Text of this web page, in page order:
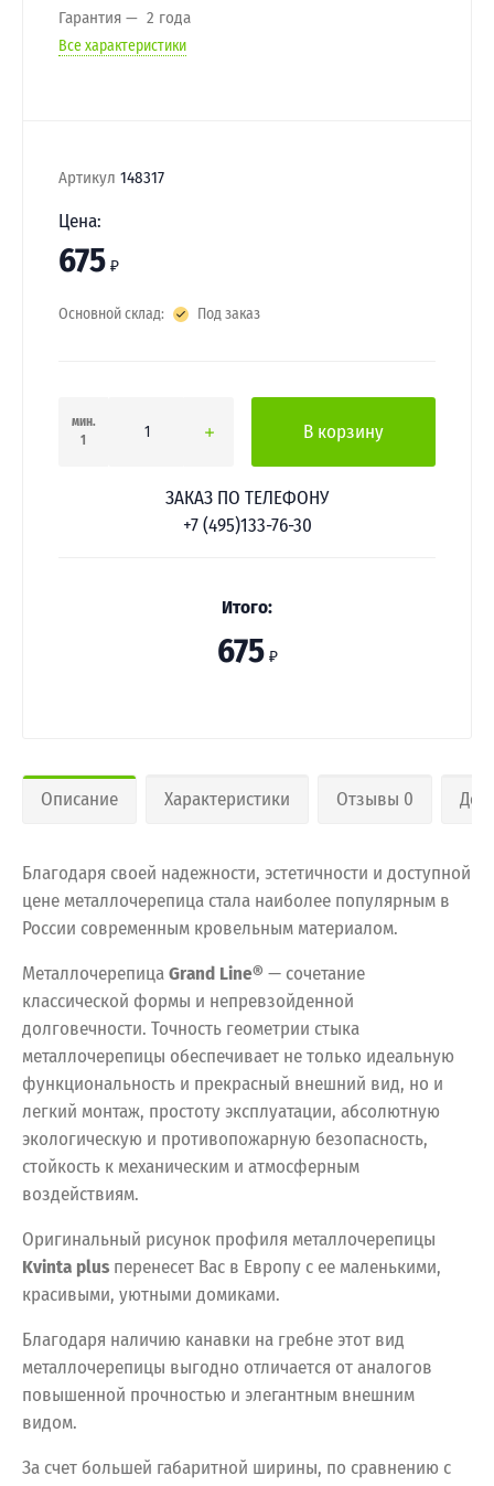
Гарантия
2 года
Все характеристики
Артикул 148317
Цена:
675 ₽
Основной склад: Под заказ
мин.
1
В корзину
ЗАКАЗ ПО ТЕЛЕФОНУ
+7 (495)133-76-30
Итого:
675 ₽
Описание Характеристики Отзывы 0
Благодаря своей надежности, эстетичности и доступной
цене металлочерепица стала наиболее популярным в
России современным кровельным материалом.
МеталлочерепицаGrand Line® — сочетание
классической формы и непревзойденной
долговечности. Точность геометрии стыка
металлочерепицы обеспечивает не только идеальную
функциональность и прекрасный внешний вид, но и
легкий монтаж, простоту эксплуатации, абсолютную
экологическую и противопожарную безопасность,
стойкость к механическим и атмосферным
воздействиям.
Оригинальный рисунок профиля металлочерепицы
Kvinta plus перенесет Вас в Европу с ее маленькими,
красивыми, уютными домиками.
Благодаря наличию канавки на гребне этот вид
металлочерепицы выгодно отличается от аналогов
повышенной прочностью и элегантным внешним
видом.
За счет большей габаритной ширины, по сравнению с